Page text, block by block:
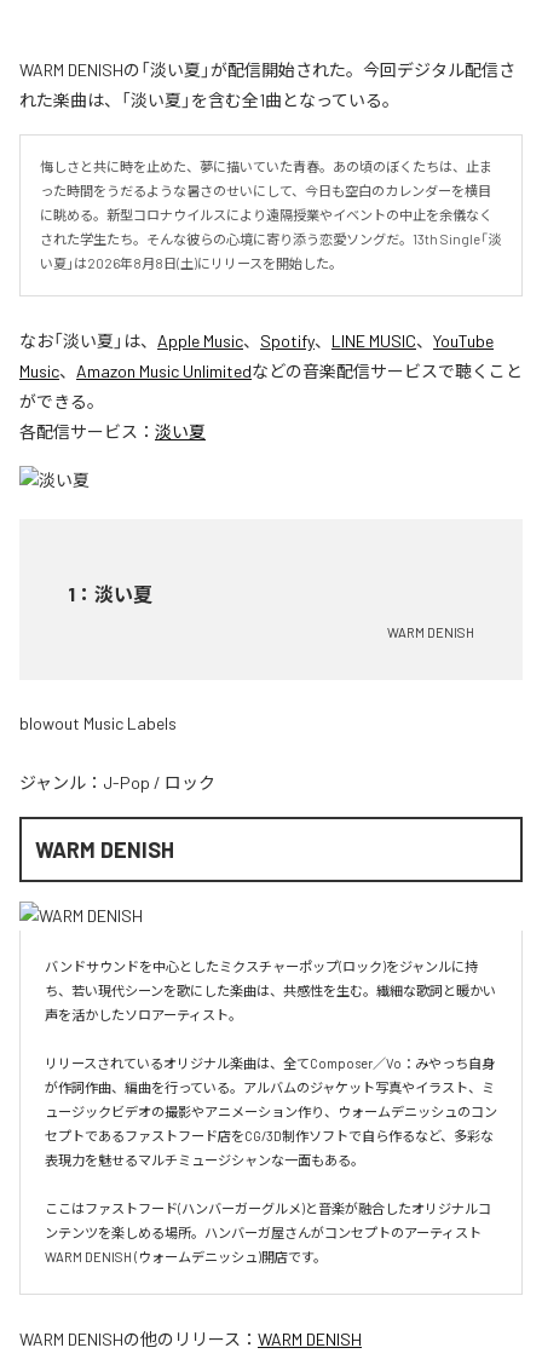
WARM DENISHの「淡い夏」が配信開始された。今回デジタル配信さ
れた楽曲は、「淡い夏」を含む全1曲となっている。
悔しさと共に時を止めた、夢に描いていた青春。あの頃のぼくたちは、止ま
った時間をうだるような暑さのせいにして、今日も空白のカレンダーを横目
に眺める。新型コロナウイルスにより遠隔授業やイベントの中止を余儀なく
された学生たち。そんな彼らの心境に寄り添う恋愛ソングだ。13th Single「淡
い夏」は2026年8月8日(土)にリリースを開始した。
なお「淡い夏 」は、 Apple Music、 Spotify、 LINE MUSIC、 YouTube
Music、 Amazon Music Unlimitedなどの音楽配信サービスで聴くこと
ができる。
各配信サービス： 淡い夏
1 ： 淡い夏
WARM DENISH
blowout Music Labels
ジャンル： J-Pop / ロック
WARM DENISH
バンドサウンドを中心としたミクスチャーポップ(ロック)をジャンルに持
ち、若い現代シーンを歌にした楽曲は、共感性を生む。繊細な歌詞と暖かい
声を活かしたソロアーティスト。
リリースされているオリジナル楽曲は、全てComposer／Vo：みやっち自身
が作詞作曲、編曲を行っている。アルバムのジャケット写真やイラスト、ミ
ュージックビデオの撮影やアニメーション作り、ウォームデニッシュのコン
セプトであるファストフード店をCG/3D制作ソフトで自ら作るなど、多彩な
表現力を魅せるマルチミュージシャンな一面もある。
ここはファストフード(ハンバーガーグルメ)と音楽が融合したオリジナルコ
ンテンツを楽しめる場所。ハンバーガ屋さんがコンセプトのアーティスト
WARM DENISH (ウォームデニッシュ)開店です。
WARM DENISHの他のリリース： WARM DENISH